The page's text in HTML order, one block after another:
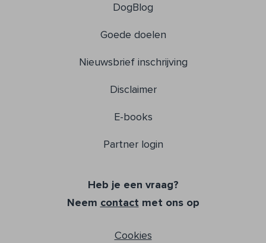
DogBlog
Goede doelen
Nieuwsbrief inschrijving
Disclaimer
E-books
Partner login
Heb je een vraag?
Neem contact met ons op
Cookies